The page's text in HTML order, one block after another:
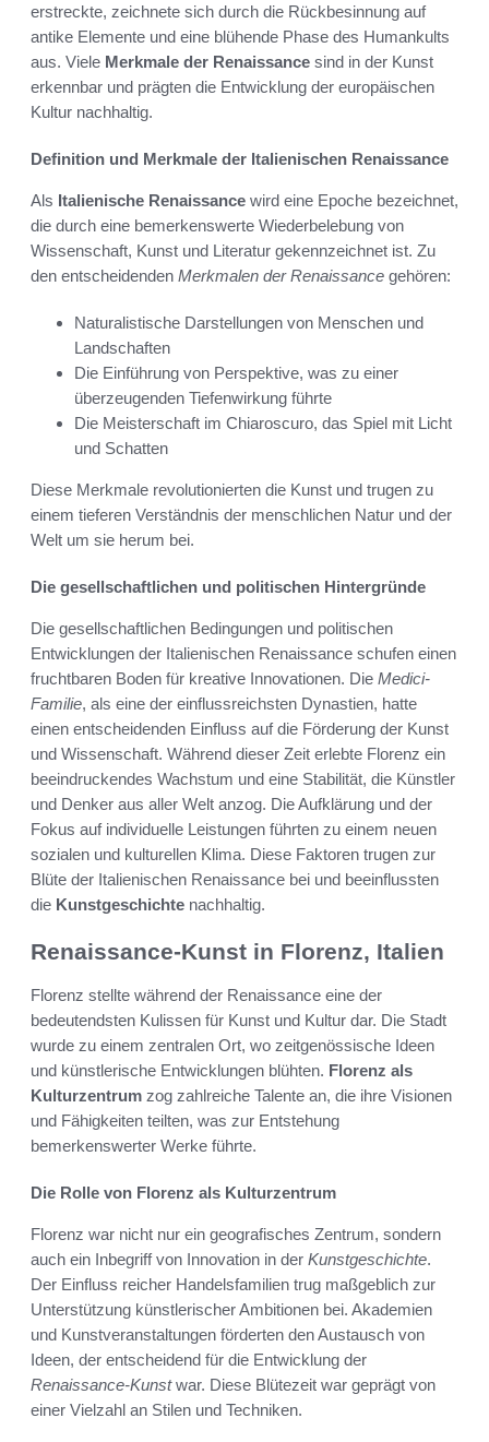
erstreckte, zeichnete sich durch die Rückbesinnung auf
antike Elemente und eine blühende Phase des Humankults
aus. Viele Merkmale der Renaissance sind in der Kunst
erkennbar und prägten die Entwicklung der europäischen
Kultur nachhaltig.
Definition und Merkmale der Italienischen Renaissance
Als Italienische Renaissance wird eine Epoche bezeichnet,
die durch eine bemerkenswerte Wiederbelebung von
Wissenschaft, Kunst und Literatur gekennzeichnet ist. Zu
den entscheidenden Merkmalen der Renaissance gehören:
Naturalistische Darstellungen von Menschen und
Landschaften
Die Einführung von Perspektive, was zu einer
überzeugenden Tiefenwirkung führte
Die Meisterschaft im Chiaroscuro, das Spiel mit Licht
und Schatten
Diese Merkmale revolutionierten die Kunst und trugen zu
einem tieferen Verständnis der menschlichen Natur und der
Welt um sie herum bei.
Die gesellschaftlichen und politischen Hintergründe
Die gesellschaftlichen Bedingungen und politischen
Entwicklungen der Italienischen Renaissance schufen einen
fruchtbaren Boden für kreative Innovationen. Die Medici-
Familie, als eine der einflussreichsten Dynastien, hatte
einen entscheidenden Einfluss auf die Förderung der Kunst
und Wissenschaft. Während dieser Zeit erlebte Florenz ein
beeindruckendes Wachstum und eine Stabilität, die Künstler
und Denker aus aller Welt anzog. Die Aufklärung und der
Fokus auf individuelle Leistungen führten zu einem neuen
sozialen und kulturellen Klima. Diese Faktoren trugen zur
Blüte der Italienischen Renaissance bei und beeinflussten
die Kunstgeschichte nachhaltig.
Renaissance-Kunst in Florenz, Italien
Florenz stellte während der Renaissance eine der
bedeutendsten Kulissen für Kunst und Kultur dar. Die Stadt
wurde zu einem zentralen Ort, wo zeitgenössische Ideen
und künstlerische Entwicklungen blühten. Florenz als
Kulturzentrum zog zahlreiche Talente an, die ihre Visionen
und Fähigkeiten teilten, was zur Entstehung
bemerkenswerter Werke führte.
Die Rolle von Florenz als Kulturzentrum
Florenz war nicht nur ein geografisches Zentrum, sondern
auch ein Inbegriff von Innovation in der Kunstgeschichte.
Der Einfluss reicher Handelsfamilien trug maßgeblich zur
Unterstützung künstlerischer Ambitionen bei. Akademien
und Kunstveranstaltungen förderten den Austausch von
Ideen, der entscheidend für die Entwicklung der
Renaissance-Kunstwar. Diese Blütezeit war geprägt von
einer Vielzahl an Stilen und Techniken.